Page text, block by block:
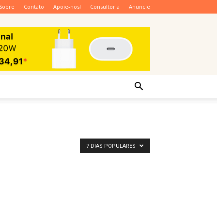
Sobre Contato Apoie-nos! Consultoria Anuncie
7 DIAS POPULARES